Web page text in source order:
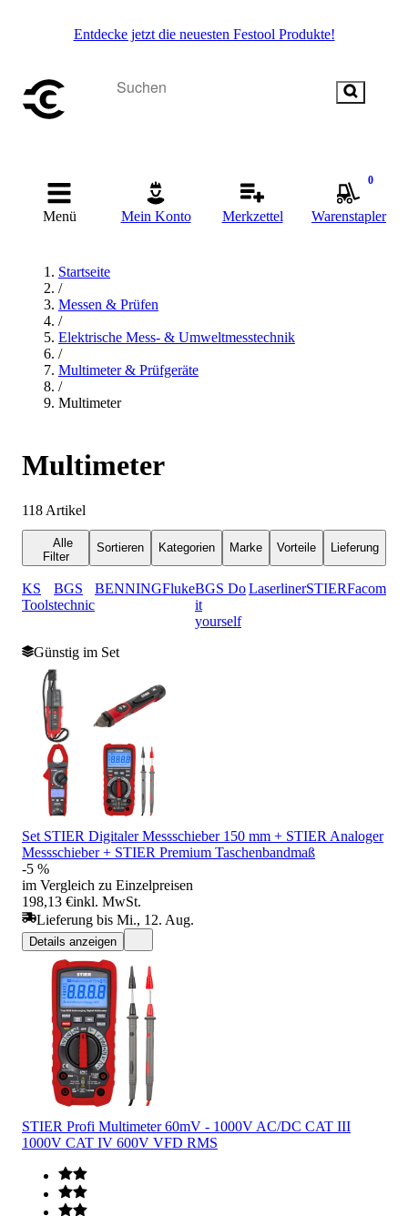
Entdecke jetzt die neuesten Festool Produkte!
Menü Mein Konto Merkzettel
0
Warenstapler
Startseite
/
Messen & Prüfen
/
Elektrische Mess- & Umweltmesstechnik
/
Multimeter & Prüfgeräte
/
Multimeter
Multimeter
118 Artikel
Alle
Filter
Sortieren Kategorien Marke Vorteile Lieferung
KS
Tools
BGS
technic
BENNINGFlukeBGS Do
it
yourself
LaserlinerSTIERFacom
Günstig im Set
Set STIER Digitaler Messschieber 150 mm + STIER Analoger
Messschieber + STIER Premium Taschenbandmaß
-5 %
im Vergleich zu Einzelpreisen
198,13 €inkl. MwSt.
Lieferung bis Mi., 12. Aug.
Details anzeigen
STIER Profi Multimeter 60mV - 1000V AC/DC CAT III
1000V CAT IV 600V VFD RMS